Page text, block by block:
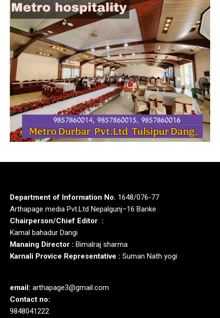
Department of Information No. 1648/076-77
Arthapage media Pvt.Ltd Nepalgunj–16 Banke
Chairperson/Chief Editor :
Kamal bahadur Dangi
Manaing Director : Bimalraj sharma
Karnali Provice Representative : Suman Nath yogi
email: arthapage3@gmail.com
Contact no:
9848041222